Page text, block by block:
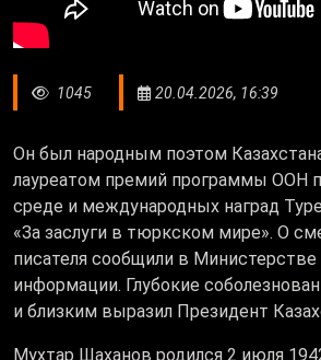
1045 20.04.2026, 16:39
Он был народным поэтом
лауреатом премий программы ООН
среде и международных наград
«За заслуги в тюркском мире». О
писателя сообщили в Министерстве
информации. Глубокие
и близким выразил Президент
Мухтар Шаханов родился 2 июля